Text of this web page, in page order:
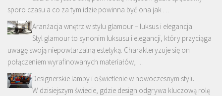
sporo czasu a co za tym idzie powinna być ona jak …
Aranżacja wnętrz w stylu glamour – luksus i elegancja
Styl glamour to synonim luksusu i elegancji, który przyciąga
uwagę swoją niepowtarzalną estetyką. Charakteryzuje się on
połączeniem wyrafinowanych materiałów, …
Designerskie lampy i oświetlenie w nowoczesnym stylu
W dzisiejszym świecie, gdzie design odgrywa kluczową rolę